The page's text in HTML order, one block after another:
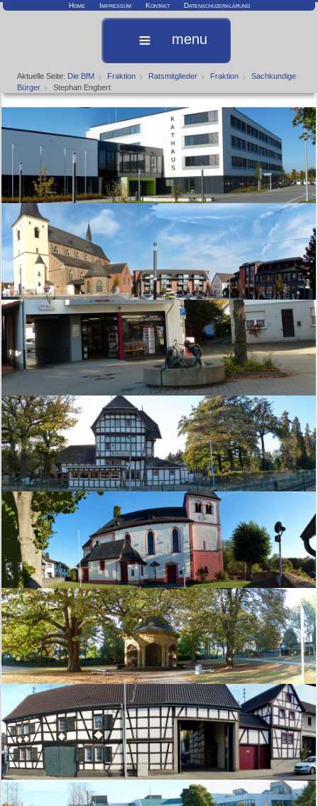
Home Impressum Kontakt Datenschuzerklärung
menu
Aktuelle Seite: Die BfM Fraktion Ratsmitglieder Fraktion
Sachkundige
Bürger
Stephan Engbert